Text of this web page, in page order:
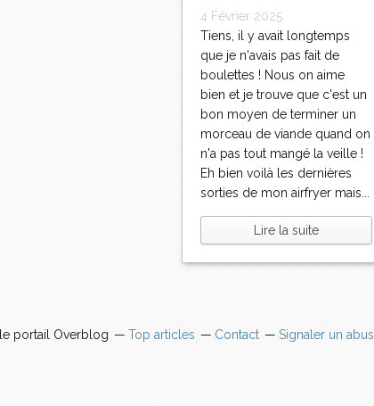
4 Février 2025
Tiens, il y avait longtemps
que je n'avais pas fait de
boulettes ! Nous on aime
bien et je trouve que c'est un
bon moyen de terminer un
morceau de viande quand on
n'a pas tout mangé la veille !
Eh bien voilà les dernières
sorties de mon airfryer mais...
Lire la suite
portail Overblog Top articles Contact Signaler un abus